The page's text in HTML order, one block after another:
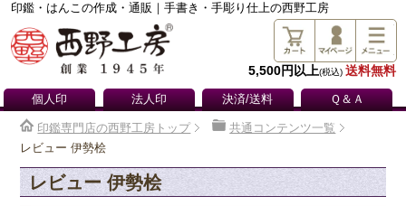
印鑑・はんこの作成・通販｜手書き・手彫り仕上の西野工房
5,500円以上(税込) 送料無料
個人印 法人印 決済/送料 Ｑ＆Ａ
印鑑専門店の西野工房トップ
共通コンテンツ一覧
レビュー 伊勢桧
レビュー 伊勢桧